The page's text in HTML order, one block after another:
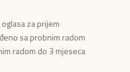
za prijem
sa probnim radom
radom do 3 mjeseca